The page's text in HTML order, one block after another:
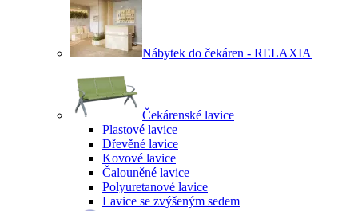
Nábytek do čekáren - RELAXIA
Čekárenské lavice
Plastové lavice
Dřevěné lavice
Kovové lavice
Čalouněné lavice
Polyuretanové lavice
Lavice se zvýšeným sedem